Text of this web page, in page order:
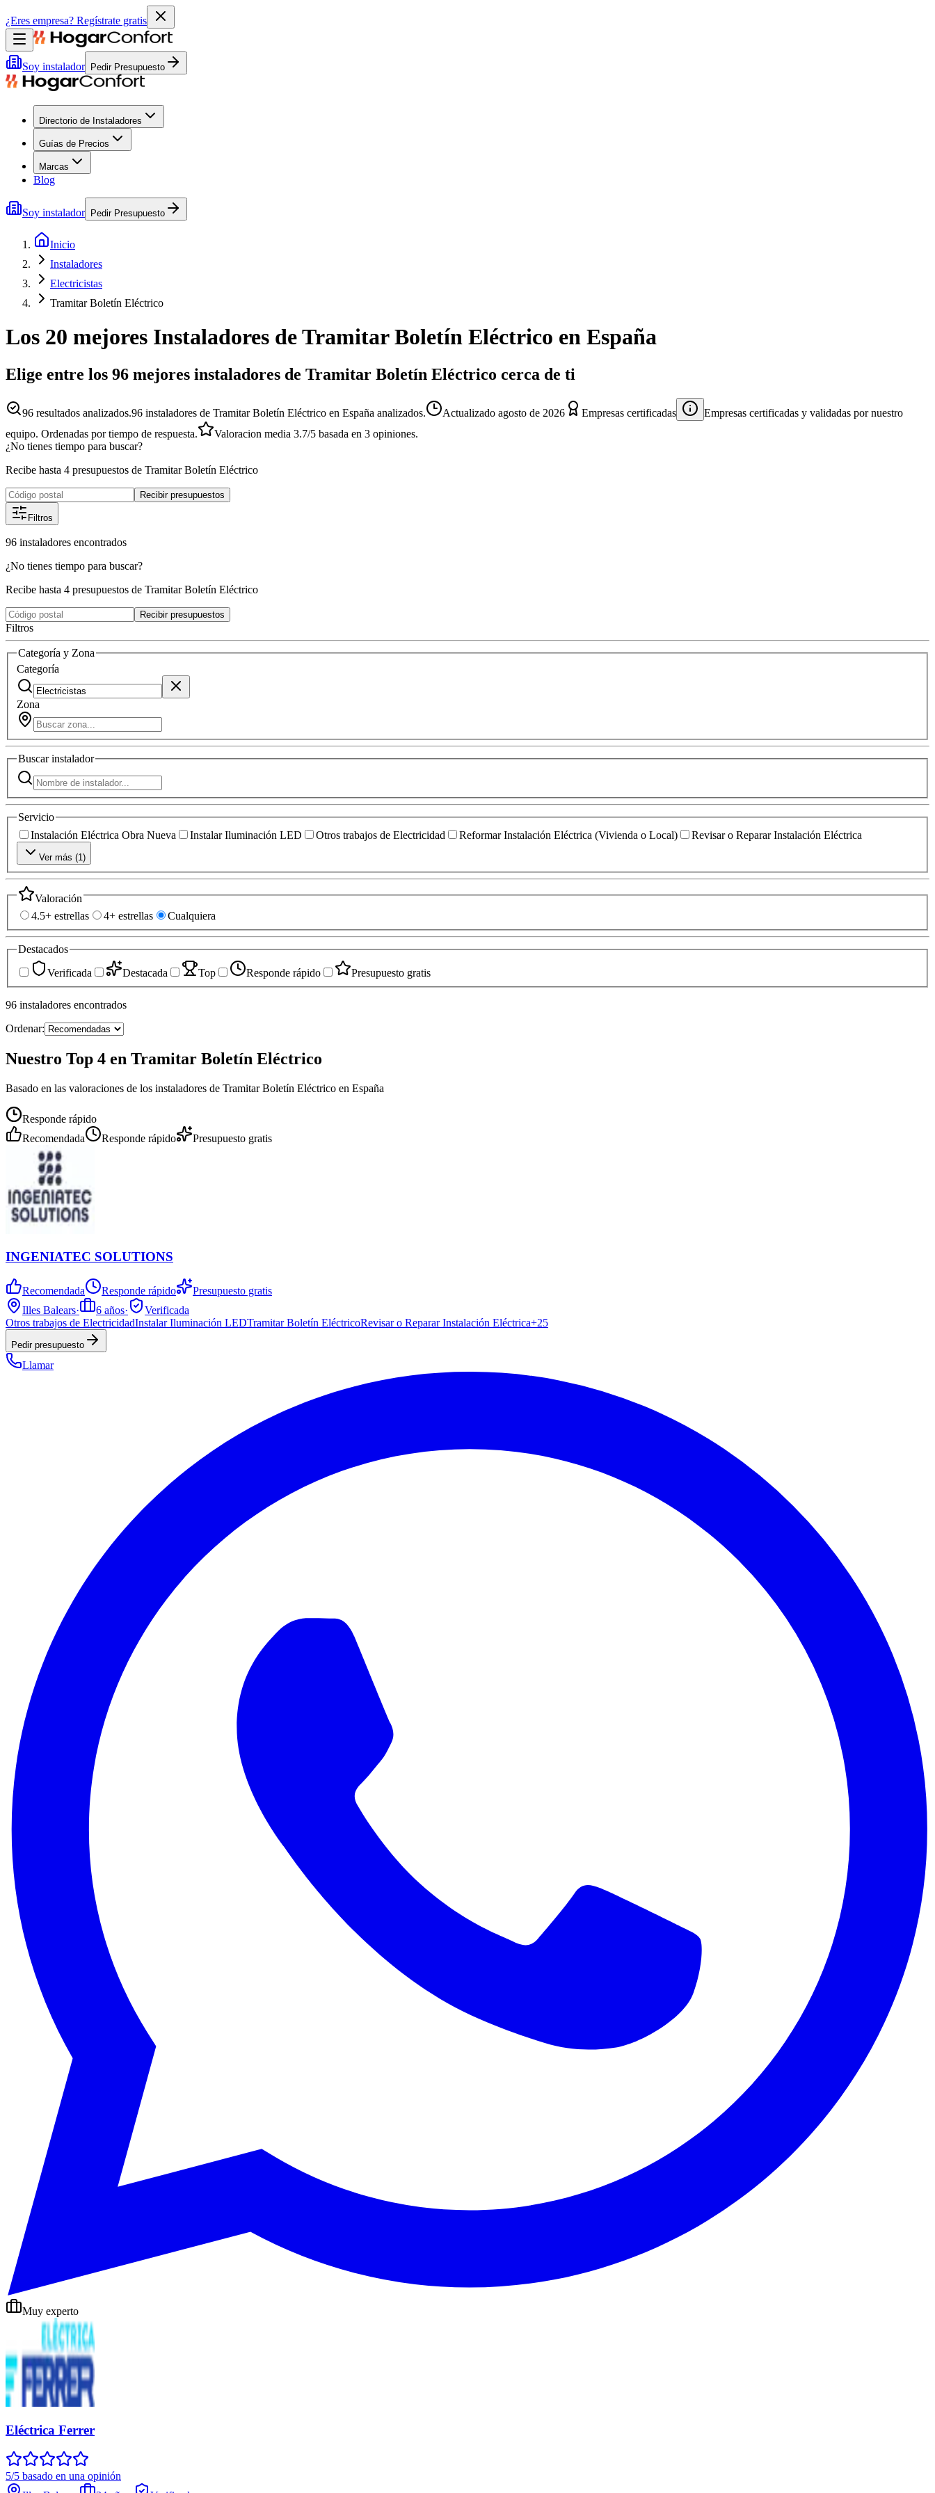
¿Eres empresa? Regístrate gratis
Soy instalador Pedir Presupuesto
Directorio de Instaladores
Guías de Precios
Marcas
Blog
Soy instalador Pedir Presupuesto
Inicio
Instaladores
Electricistas
Tramitar Boletín Eléctrico
Los 20 mejores Instaladores deTramitar Boletín Eléctrico en España
Elige entre los 96 mejores instaladores de Tramitar Boletín Eléctrico cerca de ti
96 resultados analizados.96 instaladores de Tramitar Boletín Eléctrico en España analizados. Actualizado agosto de 2026 Empresas certificadas
Empresas certificadas y validadas por nuestro
equipo. Ordenadas por tiempo de respuesta.
Valoracion media 3.7/5 basada en 3 opiniones.
¿No tienes tiempo para buscar?
Recibe hasta 4 presupuestos de Tramitar Boletín Eléctrico
Recibir presupuestos
Filtros
96 instaladores encontrados
¿No tienes tiempo para buscar?
Recibe hasta 4 presupuestos de Tramitar Boletín Eléctrico
Recibir presupuestos
Filtros
Categoría y Zona
Categoría
Zona
Buscarinstalador
Servicio
Instalación Eléctrica Obra Nueva
Instalar Iluminación LED Otros trabajos de Electricidad Reformar Instalación Eléctrica (Vivienda o Local) Revisar o Reparar Instalación Eléctrica
Ver más (1)
Valoración
4.5+ estrellas
4+ estrellas Cualquiera
Destacados
Verificada
Destacada Top Responde rápido Presupuesto gratis
96 instaladores encontrados
Ordenar:
Nuestro Top 4 en Tramitar Boletín Eléctrico
Basado en las valoraciones de los instaladores de Tramitar Boletín Eléctrico en España
Responde rápido
Recomendada
Responde rápido Presupuesto gratis
INGENIATEC SOLUTIONS
Recomendada Responde rápido
Presupuesto gratis
Illes Balears· 6 años·
Verificada
Otros trabajos de ElectricidadInstalar Iluminación LEDTramitar Boletín EléctricoRevisar o Reparar Instalación Eléctrica+25
Pedir presupuesto
Llamar
Muy experto
Eléctrica Ferrer
5/5 basado en una opinión